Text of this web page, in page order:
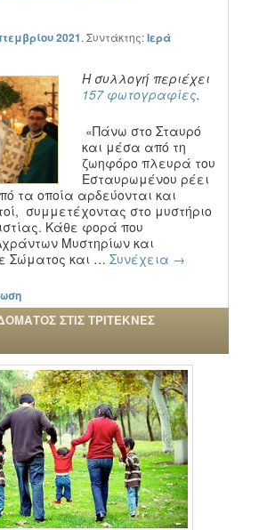
2021.Συντάκτης:Ιερά
Η συλλογή περιέχει
157 φωτογραφίες.
«Πάνω στο Σταυρό
και μέσα από τη
ζωηφόρο πλευρά του
Εσταυρωμένου ρέει
τα οποία αρδεύονται και
συμμετέχοντας στο μυστήριο
Κάθε φορά που
Μυστηρίων και
Σώματος και …Συνέχεια →
ΣΤΙΣ ΤΡΙΤΕΚΝΕΣ